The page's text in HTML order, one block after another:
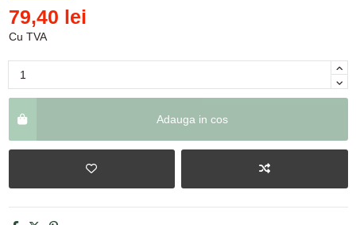
79,40 lei
Cu TVA
Adauga in cos